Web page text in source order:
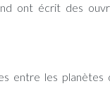
ont écrit des
entre les planètes